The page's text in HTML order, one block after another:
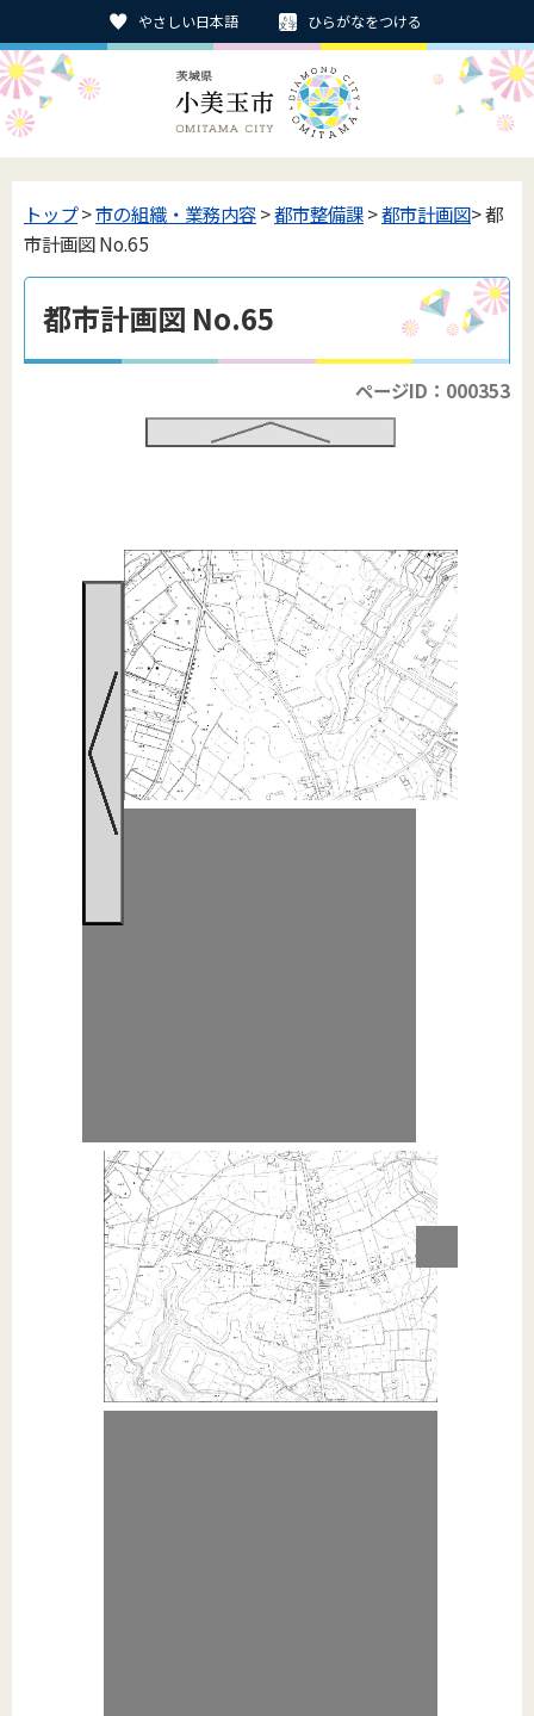
やさしい日本語 ひらがなをつける
トップ>市の組織・業務内容>都市整備課>都市計画図> 都
市計画図 No.65
都市計画図 No.65
ページID：000353